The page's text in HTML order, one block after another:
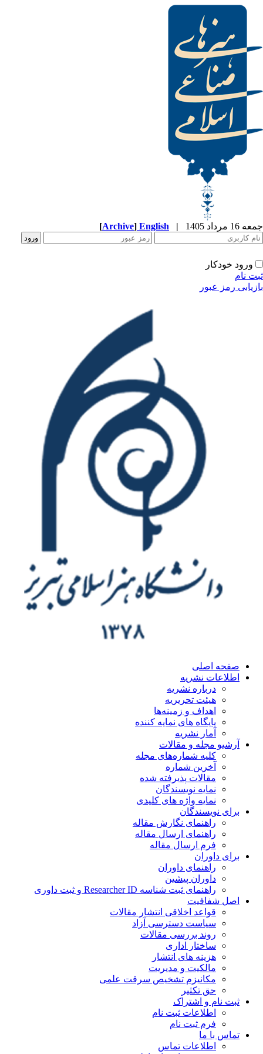
|
English
[ Archive
عبور
اصلی
نشریه
درباره نشریه
هیئت تحریریه
اهداف و زمینه‌ها
پایگاه های نمایه کننده
آمار نشریه
مجله و مقالات
کلیه شماره‌های مجله
آخرین شماره
مقالات پذیرفته شده
نمایه نویسندگان
نمایه واژه های کلیدی
نویسندگان
راهنمای نگارش مقاله
راهنمای ارسال مقاله
فرم ارسال مقاله
داوران
راهنمای داوران
داوران پیشین
راهنمای ثبت شناسه Researcher ID و ثبت داوری
شفافیت
قواعد اخلاقی انتشار مقالات
سیاست دسترسی آزاد
روند بررسی مقالات
ساختار اداری
هزینه های انتشار
مالکیت و مدیریت
ﻣﮑﺎﻧﯿﺰم ﺗﺸﺨﯿﺺ ﺳﺮﻗﺖ ﻋﻠﻤﯽ
حق تکثیر
نام و اشتراک
اطلاعات ثبت نام
فرم ثبت نام
با ما
اطلاعات تماس